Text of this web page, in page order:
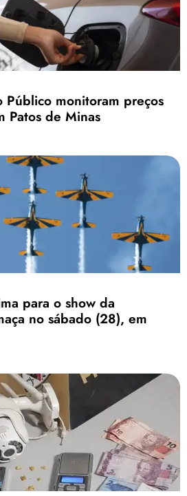
Público monitoram preços
Patos de Minas
para o show da
no sábado (28), em